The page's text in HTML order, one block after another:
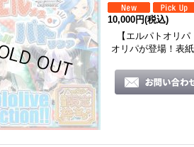
10,000円(税込)
【エルパトオリ
オリパが登場！表